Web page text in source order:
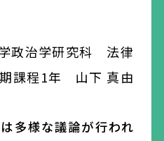
政治学研究科 法律
課程1年 山下 真由
多様な議論が行われ